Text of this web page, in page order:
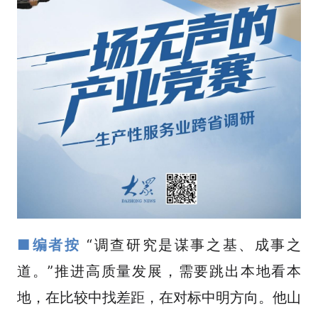
■编者按 “调查研究是谋事之基、成事之
道。”推进高质量发展，需要跳出本地看本
地，在比较中找差距，在对标中明方向。他山